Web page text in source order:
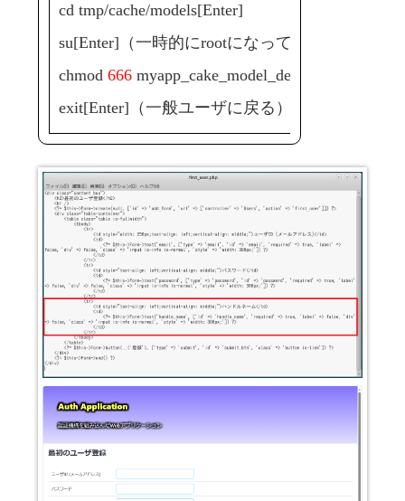
cd tmp/cache/models[Enter]
su[Enter]（一時的にrootになって）
chmod666
exit[Enter]（一般ユーザに戻る）